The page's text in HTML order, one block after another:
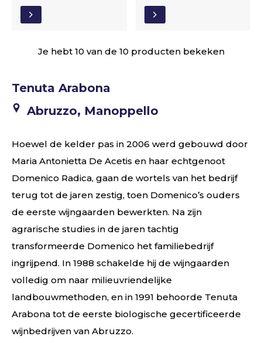
Je hebt 10 van de 10 producten bekeken
Tenuta Arabona
Abruzzo, Manoppello
Hoewel de kelder pas in 2006 werd gebouwd door
Maria Antonietta De Acetis en haar echtgenoot
Domenico Radica, gaan de wortels van het bedrijf
terug tot de jaren zestig, toen Domenico’s ouders
de eerste wijngaarden bewerkten. Na zijn
agrarische studies in de jaren tachtig
transformeerde Domenico het familiebedrijf
ingrijpend. In 1988 schakelde hij de wijngaarden
volledig om naar milieuvriendelijke
landbouwmethoden, en in 1991 behoorde Tenuta
Arabona tot de eerste biologische gecertificeerde
wijnbedrijven van Abruzzo.